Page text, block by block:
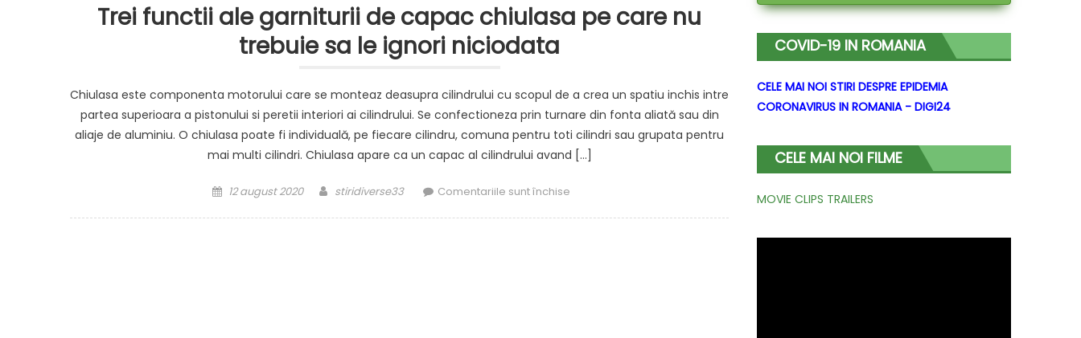
Trei functii ale garniturii de capac chiulasa pe care nu
trebuie sa le ignori niciodata
Chiulasa este componenta motorului care se monteaz deasupra cilindrului cu scopul de a crea un spatiu inchis intre
partea superioara a pistonului si peretii interiori ai cilindrului. Se confectioneza prin turnare din fonta aliată sau din
aliaje de aluminiu. O chiulasa poate fi individuală, pe fiecare cilindru, comuna pentru toti cilindri sau grupata pentru
mai multi cilindri. Chiulasa apare ca un capac al cilindrului avand […]
Posted
12 august 2020 Author
stiridiverse33 Comentariile sunt închise
COVID-19 IN ROMANIA
CELE MAI NOI STIRI DESPRE EPIDEMIA
CORONAVIRUS IN ROMANIA - DIGI24
CELE MAI NOI FILME
MOVIE CLIPS TRAILERS